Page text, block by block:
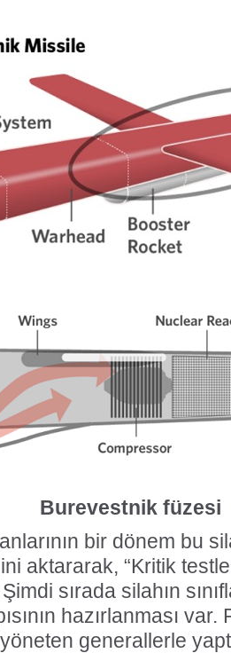
Burevestnik füzesi
bir dönem bu
aktararak, “Kritik
sırada silahın
hazırlanması var.
generallerle